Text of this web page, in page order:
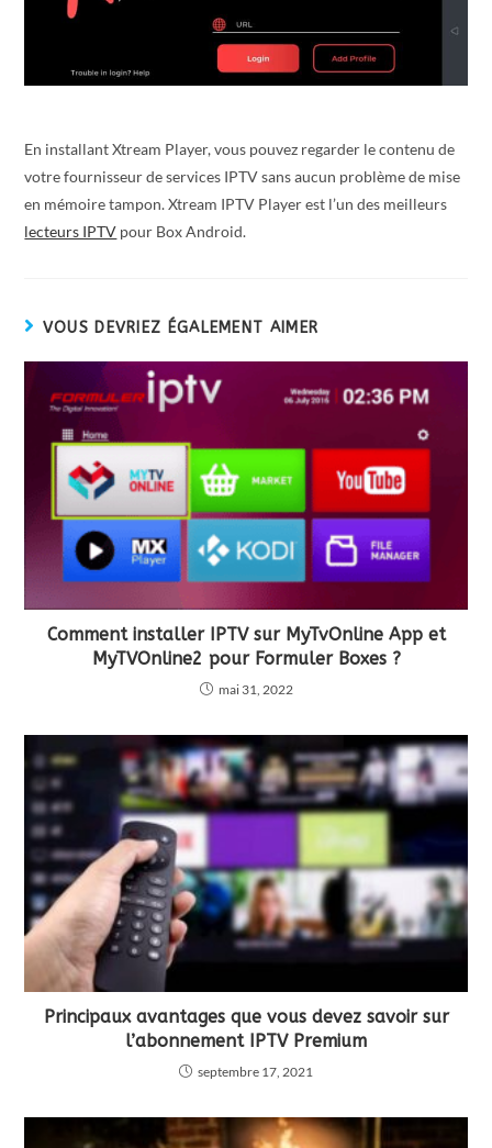
En installant Xtream Player, vous pouvez regarder le contenu de
votre fournisseur de services IPTV sans aucun problème de mise
en mémoire tampon. Xtream IPTV Player est l’un des meilleurs
lecteurs IPTV pour Box Android.
VOUS DEVRIEZ ÉGALEMENT AIMER
Comment installer IPTV sur MyTvOnline App et
MyTVOnline2 pour Formuler Boxes ?
mai 31, 2022
Principaux avantages que vous devez savoir sur
l’abonnement IPTV Premium
septembre 17, 2021